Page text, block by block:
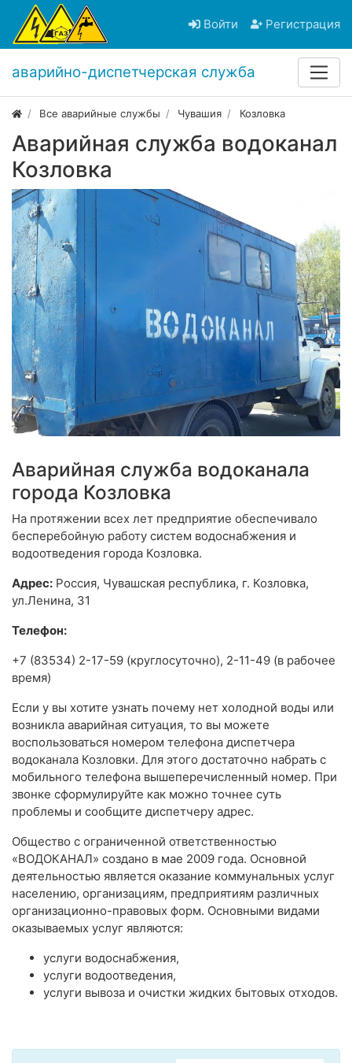
Войти Регистрация
аварийно-диспетчерская служба
Все аварийные службы Чувашия Козловка
Аварийная служба водоканал
Козловка
Аварийная служба водоканала
города Козловка
На протяжении всех лет предприятие обеспечивало
бесперебойную работу систем водоснабжения и
водоотведения города Козловка.
Адрес: Россия, Чувашская республика, г. Козловка,
ул.Ленина, 31
Телефон:
+7 (83534) 2-17-59 (круглосуточно), 2-11-49 (в рабочее
время)
Если у вы хотите узнать почему нет холодной воды или
возникла аварийная ситуация, то вы можете
воспользоваться номером телефона диспетчера
водоканала Козловки. Для этого достаточно набрать с
мобильного телефона вышеперечисленный номер. При
звонке сформулируйте как можно точнее суть
проблемы и сообщите диспетчеру адрес.
Общество с ограниченной ответственностью
«ВОДОКАНАЛ» создано в мае 2009 года. Основной
деятельностью является оказание коммунальных услуг
населению, организациям, предприятиям различных
организационно-правовых форм. Основными видами
оказываемых услуг являются:
услуги водоснабжения,
услуги водоотведения,
услуги вывоза и очистки жидких бытовых отходов.